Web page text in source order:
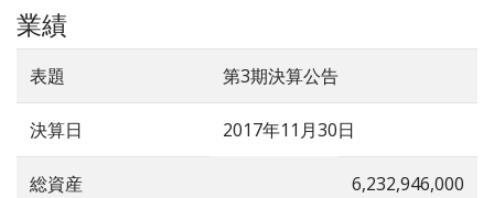
業績
表題 第3期決算公告
決算日 2017年11月30日
総資産 6,232,946,000